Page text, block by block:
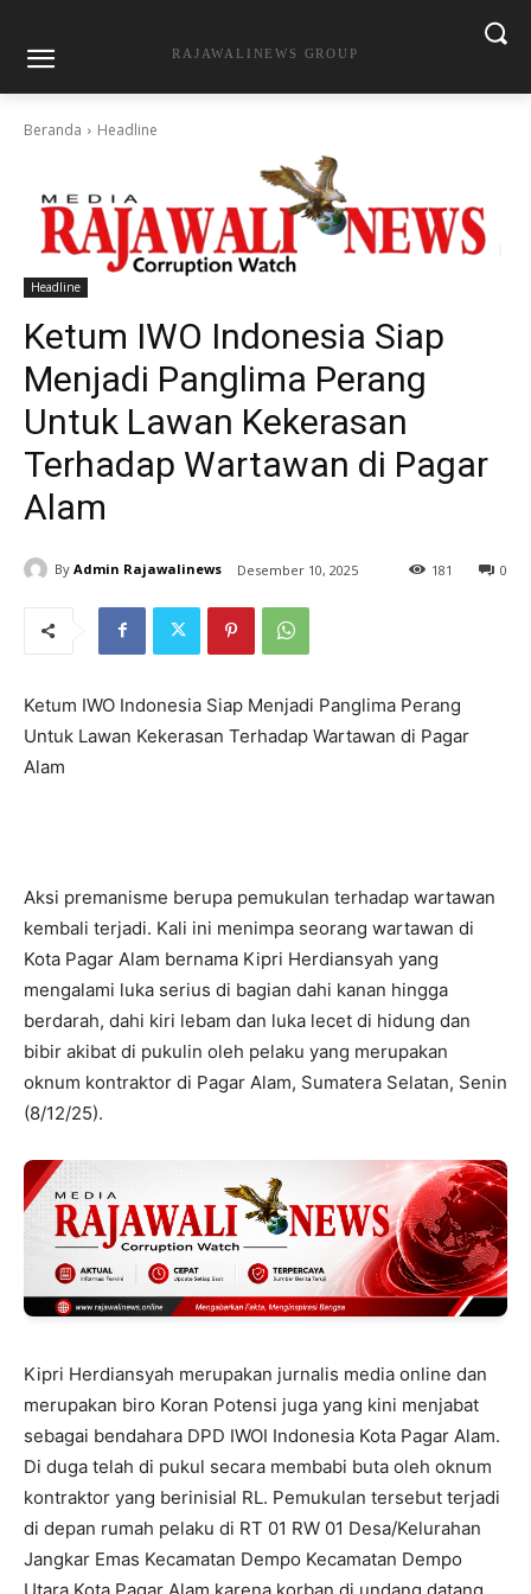
RAJAWALINEWS GROUP
Beranda Headline
Headline
Ketum IWO Indonesia Siap
Menjadi Panglima Perang
Untuk Lawan Kekerasan
Terhadap Wartawan di Pagar
Alam
By Admin Rajawalinews Desember 10, 2025 0
181
Ketum IWO Indonesia Siap Menjadi Panglima Perang
Untuk Lawan Kekerasan Terhadap Wartawan di Pagar
Alam
Aksi premanisme berupa pemukulan terhadap wartawan
kembali terjadi. Kali ini menimpa seorang wartawan di
Kota Pagar Alam bernama Kipri Herdiansyah yang
mengalami luka serius di bagian dahi kanan hingga
berdarah, dahi kiri lebam dan luka lecet di hidung dan
bibir akibat di pukulin oleh pelaku yang merupakan
oknum kontraktor di Pagar Alam, Sumatera Selatan, Senin
(8/12/25).
Kipri Herdiansyah merupakan jurnalis media online dan
merupakan biro Koran Potensi juga yang kini menjabat
sebagai bendahara DPD IWOI Indonesia Kota Pagar Alam.
Di duga telah di pukul secara membabi buta oleh oknum
kontraktor yang berinisial RL. Pemukulan tersebut terjadi
di depan rumah pelaku di RT 01 RW 01 Desa/Kelurahan
Jangkar Emas Kecamatan Dempo Kecamatan Dempo